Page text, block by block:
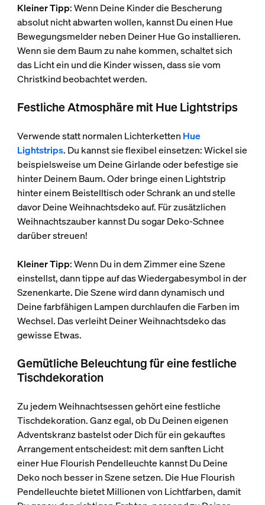
Kleiner Tipp: Wenn Deine Kinder die Bescherung
absolut nicht abwarten wollen, kannst Du einen Hue
Bewegungsmelder neben Deiner Hue Go installieren.
Wenn sie dem Baum zu nahe kommen, schaltet sich
das Licht ein und die Kinder wissen, dass sie vom
Christkind beobachtet werden.
Festliche Atmosphäre mit Hue Lightstrips
Verwende statt normalen Lichterketten Hue
Lightstrips. Du kannst sie flexibel einsetzen: Wickel sie
beispielsweise um Deine Girlande oder befestige sie
hinter Deinem Baum. Oder bringe einen Lightstrip
hinter einem Beistelltisch oder Schrank an und stelle
davor Deine Weihnachtsdeko auf. Für zusätzlichen
Weihnachtszauber kannst Du sogar Deko-Schnee
darüber streuen!
Kleiner Tipp: Wenn Du in dem Zimmer eine Szene
einstellst, dann tippe auf das Wiedergabesymbol in der
Szenenkarte. Die Szene wird dann dynamisch und
Deine farbfähigen Lampen durchlaufen die Farben im
Wechsel. Das verleiht Deiner Weihnachtsdeko das
gewisse Etwas.
Gemütliche Beleuchtung für eine festliche
Tischdekoration
Zu jedem Weihnachtsessen gehört eine festliche
Tischdekoration. Ganz egal, ob Du Deinen eigenen
Adventskranz bastelst oder Dich für ein gekauftes
Arrangement entscheidest: mit dem sanften Licht
einer Hue Flourish Pendelleuchte kannst Du Deine
Deko noch besser in Szene setzen. Die Hue Flourish
Pendelleuchte bietet Millionen von Lichtfarben, damit